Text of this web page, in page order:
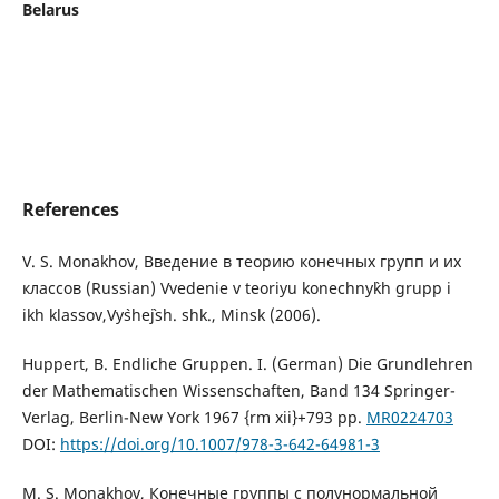
Belarus
References
V. S. Monakhov, Введение в теорию конечных групп и их
классов (Russian) Vvedenie v teoriyu konechny`kh grupp i
ikh klassov,Vy`she`jsh. shk., Minsk (2006).
Huppert, B. Endliche Gruppen. I. (German) Die Grundlehren
der Mathematischen Wissenschaften, Band 134 Springer-
Verlag, Berlin-New York 1967 {rm xii}+793 pp. MR0224703
DOI: https://doi.org/10.1007/978-3-642-64981-3
M. S. Monakhov, Конечные группы с полунормальной